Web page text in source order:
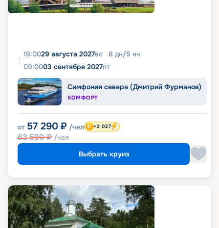
19:0029 августа 2027вс 6 дн/5 нч
09:0003 сентября 2027пт
Симфония севера (Дмитрий Фурманов)
КОМФОРТ
от 57 290 ₽ /чел
63 590₽ /чел
+2 027
Выбрать круиз